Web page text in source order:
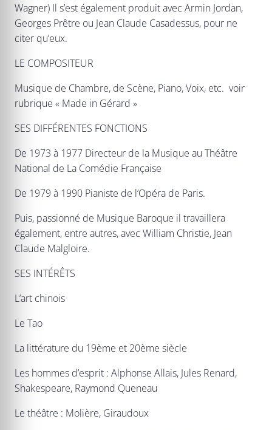
Wagner) Il s’est également produit avec Armin Jordan,
Georges Prêtre ou Jean Claude Casadessus, pour ne
citer qu’eux.
LE COMPOSITEUR
Musique de Chambre, de Scène, Piano, Voix, etc. voir
rubrique « Made in Gérard »
SES DIFFÉRENTES FONCTIONS
De 1973 à 1977 Directeur de la Musique au Théâtre
National de La Comédie Française
De 1979 à 1990 Pianiste de l’Opéra de Paris.
Puis, passionné de Musique Baroque il travaillera
également, entre autres, avec William Christie, Jean
Claude Malgloire.
SES INTÉRÊTS
L’art chinois
Le Tao
La littérature du 19ème et 20ème siècle
Les hommes d’esprit : Alphonse Allais, Jules Renard,
Shakespeare, Raymond Queneau
Le théâtre : Molière, Giraudoux